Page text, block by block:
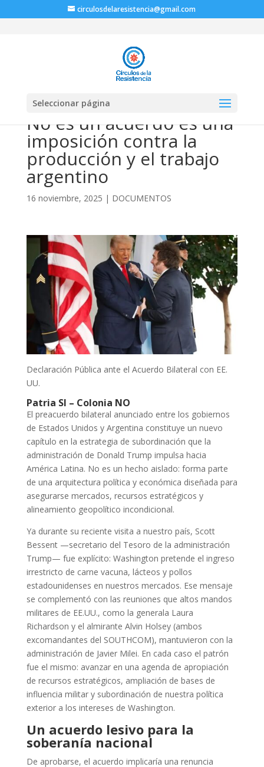
circulosdelaresistencia@gmail.com
Seleccionar página
No es un acuerdo es una
imposición contra la
producción y el trabajo
argentino
16 noviembre, 2025 | DOCUMENTOS
Declaración Pública ante el Acuerdo Bilateral con EE.
UU.
Patria SI – Colonia NO
El preacuerdo bilateral anunciado entre los gobiernos
de Estados Unidos y Argentina constituye un nuevo
capítulo en la estrategia de subordinación que la
administración de Donald Trump impulsa hacia
América Latina. No es un hecho aislado: forma parte
de una arquitectura política y económica diseñada para
asegurarse mercados, recursos estratégicos y
alineamiento geopolítico incondicional.
Ya durante su reciente visita a nuestro país, Scott
Bessent —secretario del Tesoro de la administración
Trump— fue explícito: Washington pretende el ingreso
irrestricto de carne vacuna, lácteos y pollos
estadounidenses en nuestros mercados. Ese mensaje
se complementó con las reuniones que altos mandos
militares de EE.UU., como la generala Laura
Richardson y el almirante Alvin Holsey (ambos
excomandantes del SOUTHCOM), mantuvieron con la
administración de Javier Milei. En cada caso el patrón
fue el mismo: avanzar en una agenda de apropiación
de recursos estratégicos, ampliación de bases de
influencia militar y subordinación de nuestra política
exterior a los intereses de Washington.
Un acuerdo lesivo para la
soberanía nacional
De aprobarse, el acuerdo implicaría una renuncia